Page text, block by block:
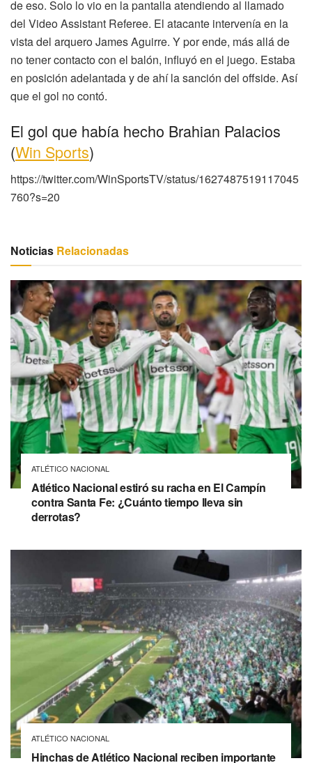
de eso. Solo lo vio en la pantalla atendiendo al llamado
del Video Assistant Referee. El atacante intervenía en la
vista del arquero James Aguirre. Y por ende, más allá de
no tener contacto con el balón, influyó en el juego. Estaba
en posición adelantada y de ahí la sanción del offside. Así
que el gol no contó.
El gol que había hecho Brahian Palacios
(Win Sports)
https://twitter.com/WinSportsTV/status/1627487519117045
760?s=20
Noticias Relacionadas
ATLÉTICO NACIONAL
Atlético Nacional estiró su racha en El Campín
contra Santa Fe: ¿Cuánto tiempo lleva sin
derrotas?
ATLÉTICO NACIONAL
Hinchas de Atlético Nacional reciben importante